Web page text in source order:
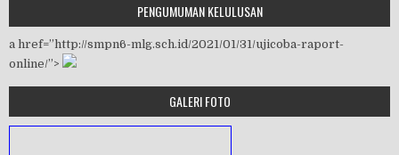
PENGUMUMAN KELULUSAN
a href=”http://smpn6-mlg.sch.id/2021/01/31/ujicoba-raport-
online/”>
GALERI FOTO